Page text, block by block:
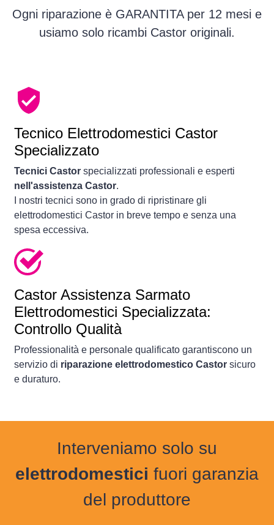
Ogni riparazione è GARANTITA per 12 mesi e
usiamo solo ricambi Castor originali.
Tecnico Elettrodomestici Castor
Specializzato
Tecnici Castor specializzati professionali e esperti
nell'assistenza Castor.
I nostri tecnici sono in grado di ripristinare gli
elettrodomestici Castor in breve tempo e senza una
spesa eccessiva.
Castor Assistenza Sarmato
Elettrodomestici Specializzata:
Controllo Qualità
Professionalità e personale qualificato garantiscono un
servizio di riparazione elettrodomestico Castor sicuro
e duraturo.
Interveniamo solo su
elettrodomestici fuori garanzia
del produttore